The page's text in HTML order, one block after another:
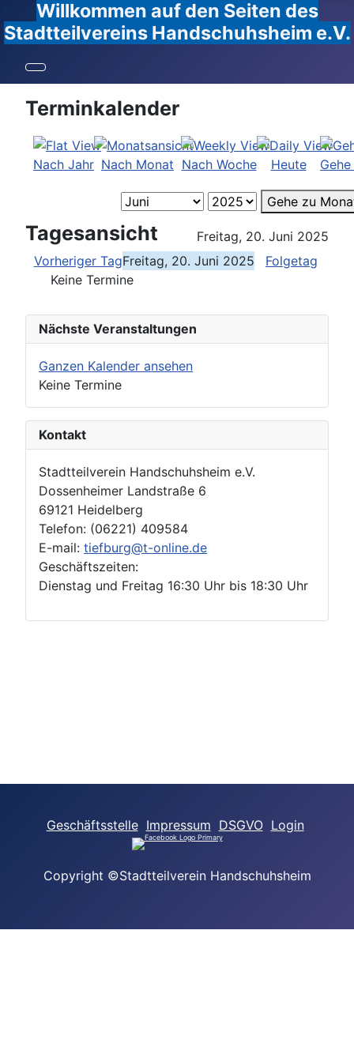
Willkommen auf den Seiten des
Stadtteilvereins Handschuhsheim e.V.
Terminkalender
Nach Jahr Nach Monat Nach Woche Heute
Gehe zu
Tagesansicht
Freitag, 20. Juni 2025
Vorheriger TagFreitag, 20. Juni 2025
Folgetag
Keine Termine
Nächste Veranstaltungen
Ganzen Kalender ansehen
Keine Termine
Kontakt
Stadtteilverein Handschuhsheim e.V.
Dossenheimer Landstraße 6
69121 Heidelberg
Telefon: (06221) 409584
E-mail: tiefburg@t-online.de
Geschäftszeiten:
Dienstag und Freitag 16:30 Uhr bis 18:30 Uhr
Geschäftsstelle Impressum DSGVO Login
Copyright ©Stadtteilverein Handschuhsheim